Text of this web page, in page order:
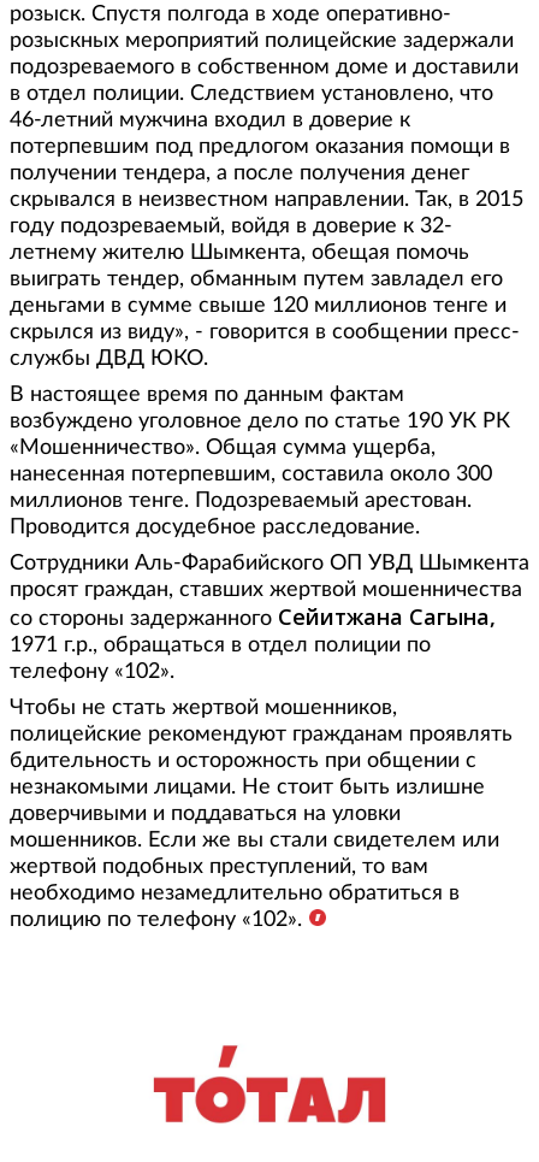
розыск. Спустя полгода в ходе оперативно-
розыскных мероприятий полицейские задержали
подозреваемого в собственном доме и доставили
в отдел полиции. Следствием установлено, что
46-летний мужчина входил в доверие к
потерпевшим под предлогом оказания помощи в
получении тендера, а после получения денег
скрывался в неизвестном направлении. Так, в 2015
году подозреваемый, войдя в доверие к 32-
летнему жителю Шымкента, обещая помочь
выиграть тендер, обманным путем завладел его
деньгами в сумме свыше 120 миллионов тенге и
скрылся из виду», - говорится в сообщении пресс-
службы ДВД ЮКО.
В настоящее время по данным фактам
возбуждено уголовное дело по статье 190 УК РК
«Мошенничество». Общая сумма ущерба,
нанесенная потерпевшим, составила около 300
миллионов тенге. Подозреваемый арестован.
Проводится досудебное расследование.
Сотрудники Аль-Фарабийского ОП УВД Шымкента
просят граждан, ставших жертвой мошенничества
со стороны задержанного Сейитжана Сагына,
1971 г.р., обращаться в отдел полиции по
телефону «102».
Чтобы не стать жертвой мошенников,
полицейские рекомендуют гражданам проявлять
бдительность и осторожность при общении с
незнакомыми лицами. Не стоит быть излишне
доверчивыми и поддаваться на уловки
мошенников. Если же вы стали свидетелем или
жертвой подобных преступлений, то вам
необходимо незамедлительно обратиться в
полицию по телефону «102».